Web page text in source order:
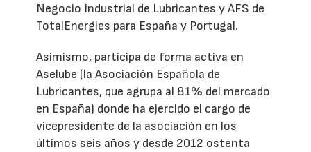
Negocio Industrial de Lubricantes y AFS de
TotalEnergies para España y Portugal.
Asimismo, participa de forma activa en
Aselube (la Asociación Española de
Lubricantes, que agrupa al 81% del mercado
en España) donde ha ejercido el cargo de
vicepresidente de la asociación en los
últimos seis años y desde 2012 ostenta